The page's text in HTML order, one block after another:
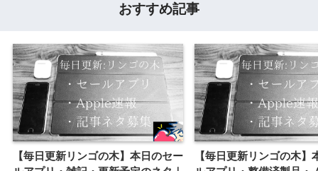
おすすめ記事
【毎日更新リンゴの木】本日のセー
【毎日更新リンゴの木】